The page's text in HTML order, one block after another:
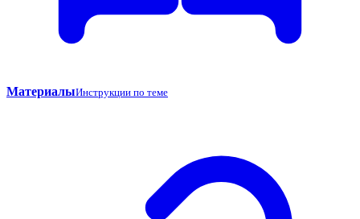
МатериалыИнструкции по теме